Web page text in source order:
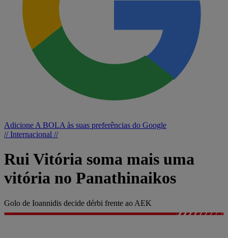
Adicione A BOLA às suas preferências do Google
// Internacional //
Rui Vitória soma mais uma
vitória no Panathinaikos
Golo de Ioannidis decide dérbi frente ao AEK